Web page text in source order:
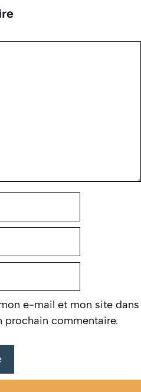
e-mail et mon site dans
prochain commentaire.